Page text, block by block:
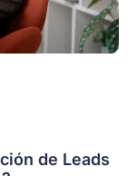
de Leads